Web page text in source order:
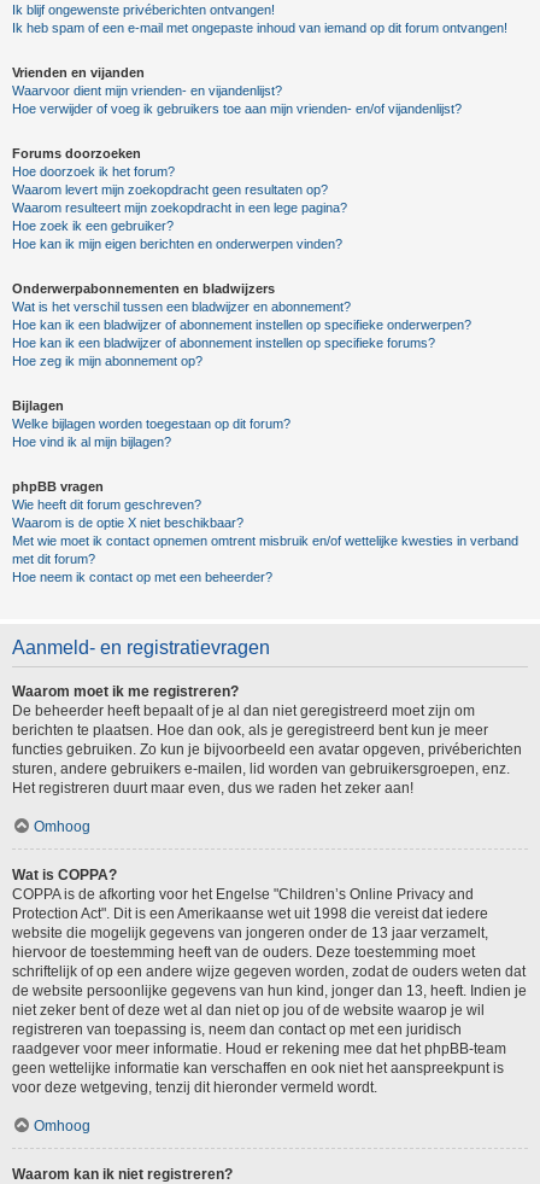
Ik blijf ongewenste privéberichten ontvangen!
Ik heb spam of een e-mail met ongepaste inhoud van iemand op dit forum ontvangen!
Vrienden en vijanden
Waarvoor dient mijn vrienden- en vijandenlijst?
Hoe verwijder of voeg ik gebruikers toe aan mijn vrienden- en/of vijandenlijst?
Forums doorzoeken
Hoe doorzoek ik het forum?
Waarom levert mijn zoekopdracht geen resultaten op?
Waarom resulteert mijn zoekopdracht in een lege pagina?
Hoe zoek ik een gebruiker?
Hoe kan ik mijn eigen berichten en onderwerpen vinden?
Onderwerpabonnementen en bladwijzers
Wat is het verschil tussen een bladwijzer en abonnement?
Hoe kan ik een bladwijzer of abonnement instellen op specifieke onderwerpen?
Hoe kan ik een bladwijzer of abonnement instellen op specifieke forums?
Hoe zeg ik mijn abonnement op?
Bijlagen
Welke bijlagen worden toegestaan op dit forum?
Hoe vind ik al mijn bijlagen?
phpBB vragen
Wie heeft dit forum geschreven?
Waarom is de optie X niet beschikbaar?
Met wie moet ik contact opnemen omtrent misbruik en/of wettelijke kwesties in verband
met dit forum?
Hoe neem ik contact op met een beheerder?
Aanmeld- en registratievragen
Waarom moet ik me registreren?
De beheerder heeft bepaalt of je al dan niet geregistreerd moet zijn om
berichten te plaatsen. Hoe dan ook, als je geregistreerd bent kun je meer
functies gebruiken. Zo kun je bijvoorbeeld een avatar opgeven, privéberichten
sturen, andere gebruikers e-mailen, lid worden van gebruikersgroepen, enz.
Het registreren duurt maar even, dus we raden het zeker aan!
Omhoog
Wat is COPPA?
COPPA is de afkorting voor het Engelse "Children’s Online Privacy and
Protection Act". Dit is een Amerikaanse wet uit 1998 die vereist dat iedere
website die mogelijk gegevens van jongeren onder de 13 jaar verzamelt,
hiervoor de toestemming heeft van de ouders. Deze toestemming moet
schriftelijk of op een andere wijze gegeven worden, zodat de ouders weten dat
de website persoonlijke gegevens van hun kind, jonger dan 13, heeft. Indien je
niet zeker bent of deze wet al dan niet op jou of de website waarop je wil
registreren van toepassing is, neem dan contact op met een juridisch
raadgever voor meer informatie. Houd er rekening mee dat het phpBB-team
geen wettelijke informatie kan verschaffen en ook niet het aanspreekpunt is
voor deze wetgeving, tenzij dit hieronder vermeld wordt.
Omhoog
Waarom kan ik niet registreren?